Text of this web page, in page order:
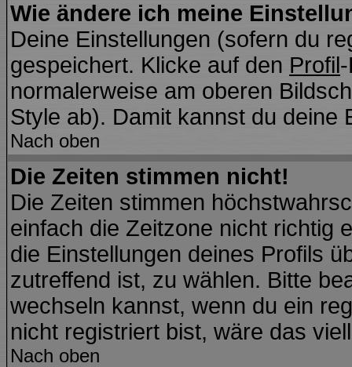
Wie ändere ich meine
Deine Einstellungen (sofern du
gespeichert. Klicke auf den Profil
normalerweise am oberen
Style ab). Damit kannst du deine
Nach oben
Die Zeiten stimmen nicht!
Die Zeiten stimmen
einfach die Zeitzone nicht richtig
die Einstellungen deines Profils
zutreffend ist, zu wählen. Bitte
wechseln kannst, wenn du ein
nicht registriert bist, wäre das
Nach oben